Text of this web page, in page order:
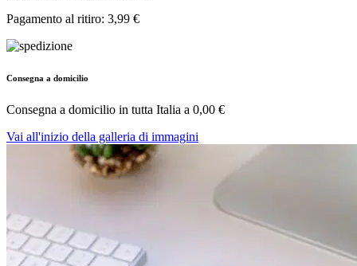
Pagamento al ritiro: 3,99 €
Consegna a domicilio
Consegna a domicilio in tutta Italia a 0,00 €
Vai all'inizio della galleria di immagini